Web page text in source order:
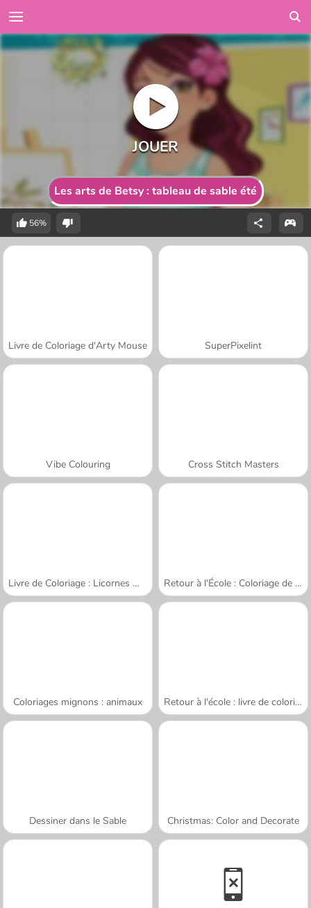
Les arts de Betsy : tableau de sable été
56%
Livre de Coloriage d'Arty Mouse SuperPixelint
Vibe Colouring Cross Stitch Masters
Livre de Coloriage : Licornes Mignonnes Retour à l'École : Coloriage de Chats
Coloriages mignons : animaux Retour à l'école : livre de coloriages
Dessiner dans le Sable Christmas: Color and Decorate